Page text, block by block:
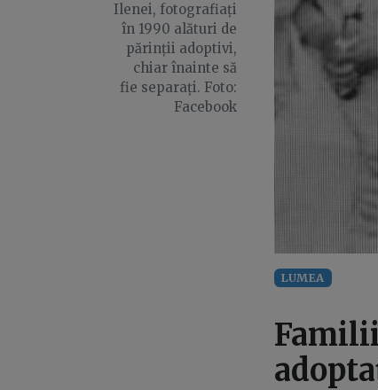
Ilenei, fotografiați
în 1990 alături de
părinții adoptivi,
chiar înainte să
fie separați. Foto:
Facebook
LUMEA